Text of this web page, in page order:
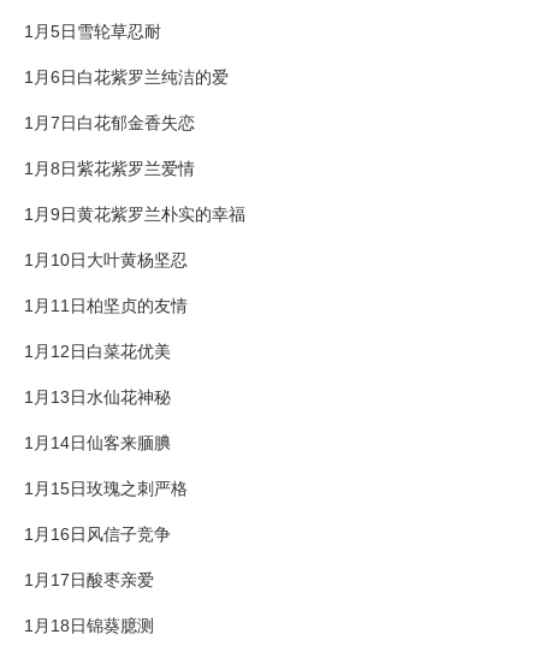
1月5日雪轮草忍耐
1月6日白花紫罗兰纯洁的爱
1月7日白花郁金香失恋
1月8日紫花紫罗兰爱情
1月9日黄花紫罗兰朴实的幸福
1月10日大叶黄杨坚忍
1月11日柏坚贞的友情
1月12日白菜花优美
1月13日水仙花神秘
1月14日仙客来腼腆
1月15日玫瑰之刺严格
1月16日风信子竞争
1月17日酸枣亲爱
1月18日锦葵臆测